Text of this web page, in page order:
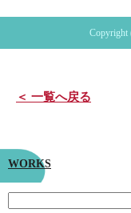
＜ 一覧へ戻る
WORKS